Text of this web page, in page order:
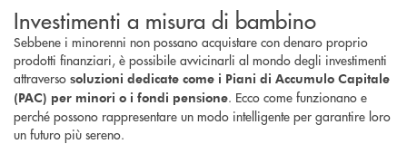
Investimenti a misura di bambino
Sebbene i minorenni non possano acquistare con denaro proprio
prodotti finanziari, è possibile avvicinarli al mondo degli investimenti
attraverso soluzioni dedicate come i Piani di Accumulo Capitale
(PAC) per minori o i fondi pensione. Ecco come funzionano e
perché possono rappresentare un modo intelligente per garantire loro
un futuro più sereno.